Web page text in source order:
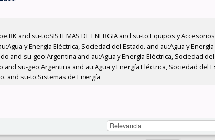
and su-to:SISTEMAS DE ENERGIA and su-to:Equipos y
y Energía Eléctrica, Sociedad del Estado. and au:Agua y Energía
and su-geo:Argentina and au:Agua y Energía Eléctrica, Sociedad
su-geo:Argentina and au:Agua y Energía Eléctrica, Sociedad del
and su-to:Sistemas de Energía'